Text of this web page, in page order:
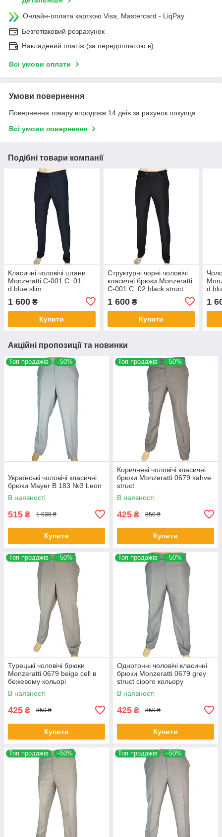
Онлайн-оплата карткою Visa, Mastercard - LiqPay
Безготівковий розрахунок
Накладений платіж (за передоплатою в)
Всі умови оплати
Умови повернення
Повернення товару впродовж 14 днів за рахунок покупця
Всі умови повернення
Подібні товари компанії
Класичні чоловічі штани
Monzeratti C-001 C: 01
d.blue slim
1 600 ₴
Купити
Структурні чорні чоловічі
класичні брюки Monzeratti
C-001 C: 02 black struct
1 600₴
Купити
1
Акційні пропозиції та новинки
Топ продажів –50%
Українські чоловічі класичні
брюки Mayer B 183 №3 Leon
В наявності
515 ₴ 1 030 ₴
Купити
Топ продажів –50%
Коричневі чоловічі класичні
брюки Monzeratti 0679 kahve
struct
В наявності
425 ₴ 850 ₴
Купити
Топ продажів –50%
Турецькі чоловічі брюки
Monzeratti 0679 beige cell в
бежевому кольорі
В наявності
425 ₴ 850 ₴
Купити
Топ продажів –50%
Однотонні чоловічі класичні
брюки Monzeratti 0679 grey
struct сірого кольору
В наявності
425 ₴ 850 ₴
Купити
Топ продажів –50% Топ продажів –50%